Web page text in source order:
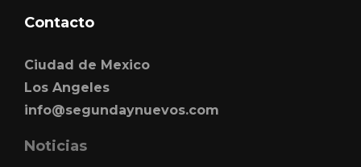
Contacto
Ciudad de Mexico
Los Angeles
info@segundaynuevos.com
Noticias